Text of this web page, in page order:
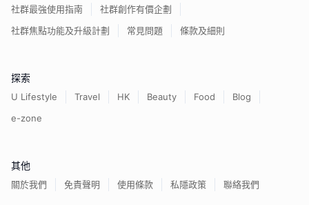
社群最強使用指南
社群創作有價企劃
社群焦點功能及升級計劃
常見問題 條款及細則
探索
U Lifestyle Travel HK Beauty Food
Blog
e-zone
其他
關於我們 免責聲明 使用條款 私隱政策 聯絡我們